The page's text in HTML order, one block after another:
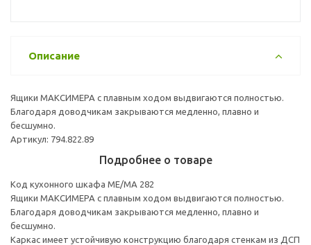
Описание
Ящики МАКСИМЕРА с плавным ходом выдвигаются полностью.
Благодаря доводчикам закрываются медленно, плавно и
бесшумно.
Артикул: 794.822.89
Подробнее о товаре
Код кухонного шкафа ME/MA 282
Ящики МАКСИМЕРА с плавным ходом выдвигаются полностью.
Благодаря доводчикам закрываются медленно, плавно и
бесшумно.
Каркас имеет устойчивую конструкцию благодаря стенкам из ДСП